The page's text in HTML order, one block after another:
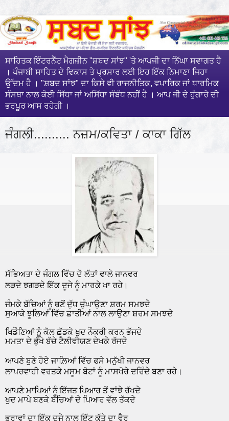
ਸਾਹਿਤਕ ਇੰਟਰਨੈੱਟ ਮੈਗਜ਼ੀਨ "ਸ਼ਬਦ ਸਾਂਝ" 'ਤੇ ਆਪਜੀ ਦਾ ਨਿੱਘਾ ਸਵਾਗਤ ਹੈ
। ਪੰਜਾਬੀ ਸਾਹਿਤ ਦੇ ਵਿਕਾਸ ਤੇ ਪ੍ਰਸਾਰ ਲਈ ਇਹ ਇੱਕ ਨਿਮਾਣਾ ਜਿਹਾ
ਉੱਦਮ ਹੈ । "ਸ਼ਬਦ ਸਾਂਝ" ਦਾ ਕਿਸੇ ਵੀ ਰਾਜਨੀਤਿਕ, ਵਪਾਰਿਕ ਜਾਂ ਧਾਰਮਿਕ
ਸੰਸਥਾ ਨਾਲ ਕੋਈ ਸਿੱਧਾ ਜਾਂ ਅਸਿੱਧਾ ਸੰਬੰਧ ਨਹੀਂ ਹੈ । ਆਪ ਜੀ ਦੇ ਹੁੰਗਾਰੇ ਦੀ
ਭਰਪੂਰ ਆਸ ਰਹੇਗੀ ।
ਜੰਗਲੀ.......... ਨਜ਼ਮ/ਕਵਿਤਾ / ਕਾਕਾ ਗਿੱਲ
ਸੱਭਿਅਤਾ ਦੇ ਜੰਗਲ ਵਿੱਚ ਦੋ ਲੱਤਾਂ ਵਾਲੇ ਜਾਨਵਰ
ਲੜਦੇ ਝਗੜਦੇ ਇੱਕ ਦੂਜੇ ਨੂੰ ਮਾਰਕੇ ਖਾ ਰਹੇ ।
ਜੰਮਕੇ ਬੱਚਿਆਂ ਨੂੰ ਥਣੋਂ ਦੁੱਧ ਚੁੰਘਾਉਣਾ ਸ਼ਰਮ ਸਮਝਦੇ
ਸੁਆਕੇ ਝੂਲਿਆਂ ਵਿੱਚ ਛਾਤੀਆਂ ਨਾਲ ਲਾਉਣਾ ਸ਼ਰਮ ਸਮਝਦੇ
ਖਿਡੌਣਿਆਂ ਨੂੰ ਕੋਲ ਛੱਡਕੇ ਖੁਦ ਨੌਕਰੀ ਕਰਨ ਭੱਜਦੇ
ਮਮਤਾ ਦੇ ਭੁੱਖੇ ਬੱਚੇ ਟੈਲੀਵੀਯਣ ਦੇਖਕੇ ਰੱਜਦੇ
ਆਪਣੇ ਬੁਣੇ ਹੋਏ ਜਾਲ਼ਿਆਂ ਵਿੱਚ ਫਸੇ ਮਨੁੱਖੀ ਜਾਨਵਰ
ਲਾਪਰਵਾਹੀ ਵਰਤਕੇ ਮਸੂਮ ਬੋਟਾਂ ਨੂੰ ਮਾਸਖੋਰੇ ਦਰਿੰਦੇ ਬਣਾ ਰਹੇ ।
ਆਪਣੇ ਮਾਪਿਆਂ ਨੂੰ ਇੱਜਤ ਪਿਆਰ ਤੋਂ ਵਾਂਝੇ ਰੱਖਦੇ
ਖੁਦ ਮਾਪੇ ਬਣਕੇ ਬੱਚਿਆਂ ਦੇ ਪਿਆਰ ਵੱਲ ਤੱਕਦੇ
ਭਰਾਵਾਂ ਦਾ ਇੱਕ ਦੂਜੇ ਨਾਲ ਇੱਟ ਕੁੱਤੇ ਦਾ ਵੈਰ